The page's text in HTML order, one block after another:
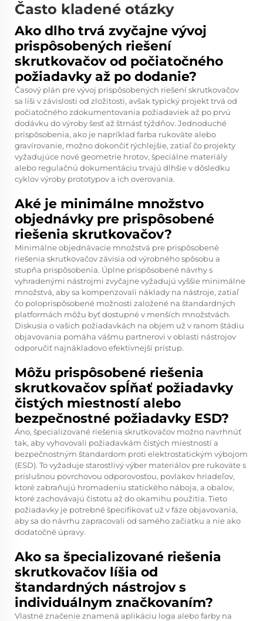
Často kladené otázky
Ako dlho trvá zvyčajne vývoj
prispôsobených riešení
skrutkovačov od počiatočného
požiadavky až po dodanie?
Časový plán pre vývoj prispôsobených riešení skrutkovačov
sa líši v závislosti od zložitosti, avšak typický projekt trvá od
počiatočného zdokumentovania požiadaviek až po prvú
dodávku do výroby šesť až štrnásť týždňov. Jednoduché
prispôsobenia, ako je napríklad farba rukoväte alebo
gravírovanie, možno dokončiť rýchlejšie, zatiaľ čo projekty
vyžadujúce nové geometrie hrotov, špeciálne materiály
alebo regulačnú dokumentáciu trvajú dlhšie v dôsledku
cyklov výroby prototypov a ich overovania.
Aké je minimálne množstvo
objednávky pre prispôsobené
riešenia skrutkovačov?
Minimálne objednávacie množstvá pre prispôsobené
riešenia skrutkovačov závisia od výrobného spôsobu a
stupňa prispôsobenia. Úplne prispôsobené návrhy s
vyhradenými nástrojmi zvyčajne vyžadujú vyššie minimálne
množstvá, aby sa kompenzovali náklady na nástroje, zatiaľ
čo poloprispôsobené možnosti založené na štandardných
platformách môžu byť dostupné v menších množstvách.
Diskusia o vašich požiadavkách na objem už v ranom štádiu
objavovania pomáha vášmu partnerovi v oblasti nástrojov
odporučiť najnákladovo efektívnejší prístup.
Môžu prispôsobené riešenia
skrutkovačov spĺňať požiadavky
čistých miestností alebo
bezpečnostné požiadavky ESD?
Áno, špecializované riešenia skrutkovačov možno navrhnúť
tak, aby vyhovovali požiadavkám čistých miestností a
bezpečnostným štandardom proti elektrostatickým výbojom
(ESD). To vyžaduje starostlivý výber materiálov pre rukoväte s
príslušnou povrchovou odporovosťou, povlakov hriadeľov,
ktoré zabraňujú hromadeniu statického náboja, a obalov,
ktoré zachovávajú čistotu až do okamihu použitia. Tieto
požiadavky je potrebné špecifikovať už v fáze objavovania,
aby sa do návrhu zapracovali od samého začiatku a nie ako
dodatočné úpravy.
Ako sa špecializované riešenia
skrutkovačov líšia od
štandardných nástrojov s
individuálnym značkovaním?
Vlastné značenie znamená aplikáciu loga alebo farby na